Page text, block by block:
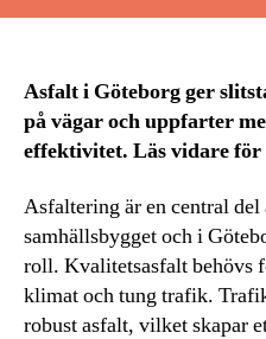
Asfalt i Göteborg ger
på vägar och uppfarter
effektivitet. Läs vidare
Asfaltering är en central del
samhällsbygget och i
roll. Kvalitetsasfalt behövs
klimat och tung trafik.
robust asfalt, vilket skapar